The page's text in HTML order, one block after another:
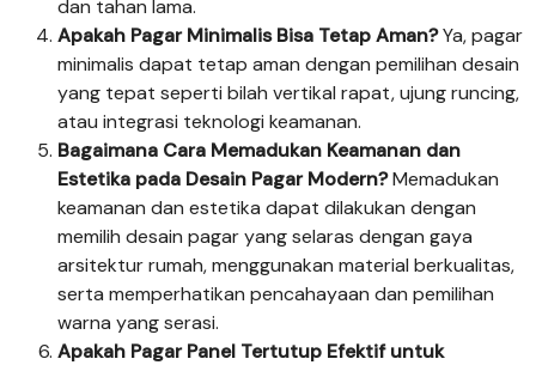
dan tahan lama.
Apakah Pagar Minimalis Bisa Tetap Aman?Ya, pagar
minimalis dapat tetap aman dengan pemilihan desain
yang tepat seperti bilah vertikal rapat, ujung runcing,
atau integrasi teknologi keamanan.
Bagaimana Cara Memadukan Keamanan dan
Estetika pada Desain Pagar Modern?Memadukan
keamanan dan estetika dapat dilakukan dengan
memilih desain pagar yang selaras dengan gaya
arsitektur rumah, menggunakan material berkualitas,
serta memperhatikan pencahayaan dan pemilihan
warna yang serasi.
Apakah Pagar Panel Tertutup Efektif untuk